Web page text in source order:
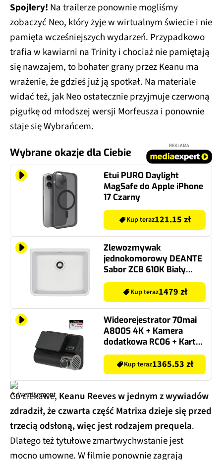
Spojlery! Na trailerze ponownie mogliśmy
zobaczyć Neo, który żyje w wirtualnym świecie i nie
pamięta wcześniejszych wydarzeń. Przypadkowo
trafia w kawiarni na Trinity i chociaż nie pamiętają
się nawzajem, to bohater grany przez Keanu ma
wrażenie, że gdzieś już ją spotkał. Na materiale
widać też, jak Neo ostatecznie przyjmuje czerwoną
pigułkę od młodszej wersji Morfeusza i ponownie
staje się Wybrańcem.
Wybrane okazje dla Ciebie
REKLAMA
Etui PURO Daylight
MagSafe do Apple iPhone
17 Czarny
Kup teraz121.15 zł
Zlewozmywak
jednokomorowy DEANTE
Sabor ZCB 610K Biały
47.5x59.5
Kup teraz1479 zł
Wideorejestrator 70mai
A800S 4K + Kamera
dodatkowa RC06 + Karta
pamięci KINGSTON
Endurance microSDXC
128GB
Kup teraz1365.53 zł
Co ciekawe, Keanu Reeves w jednym z wywiadów
zdradził, że czwarta część Matrixa dzieje się przed
trzecią odsłoną, więc jest rodzajem prequela.
Dlatego też tytułowe zmartwychwstanie jest
mocno umowne. W filmie ponownie zagrają